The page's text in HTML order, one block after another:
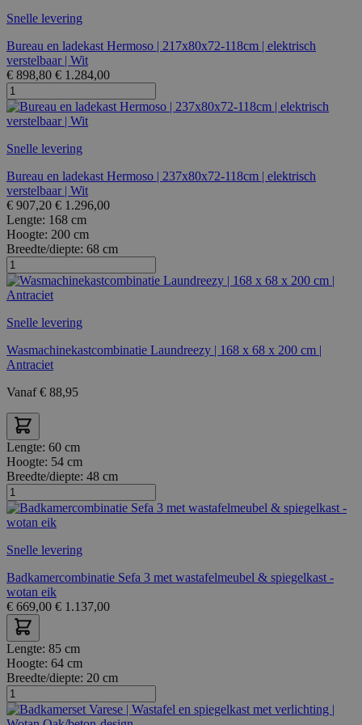
Snelle levering
Bureau en ladekast Hermoso | 217x80x72-118cm | elektrisch
verstelbaar | Wit
€ 898,80 € 1.284,00
Snelle levering
Bureau en ladekast Hermoso | 237x80x72-118cm | elektrisch
verstelbaar | Wit
€ 907,20 € 1.296,00
Lengte: 168 cm
Hoogte: 200 cm
Breedte/diepte: 68 cm
Snelle levering
Wasmachinekastcombinatie Laundreezy | 168 x 68 x 200 cm |
Antraciet
Vanaf € 88,95
Lengte: 60 cm
Hoogte: 54 cm
Breedte/diepte: 48 cm
Snelle levering
Badkamercombinatie Sefa 3 met wastafelmeubel & spiegelkast -
wotan eik
€ 669,00 € 1.137,00
Lengte: 85 cm
Hoogte: 64 cm
Breedte/diepte: 20 cm